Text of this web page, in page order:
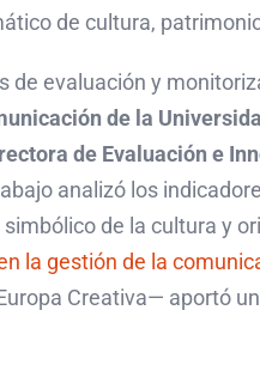
de cultura,
de evaluación y
de la
de Evaluación e
analizó los
de la cultura y
la gestión de la
Creativa— aportó